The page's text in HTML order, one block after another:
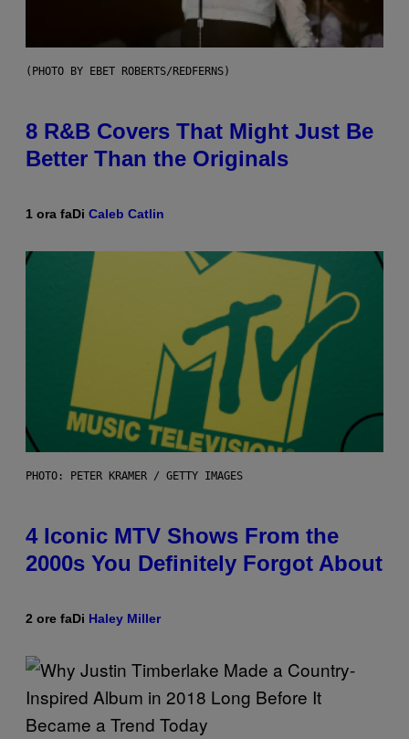
(PHOTO BY EBET ROBERTS/REDFERNS)
8 R&B Covers That Might Just Be
Better Than the Originals
1 ora faDi Caleb Catlin
PHOTO: PETER KRAMER / GETTY IMAGES
4 Iconic MTV Shows From the
2000s You Definitely Forgot About
2 ore faDi Haley Miller